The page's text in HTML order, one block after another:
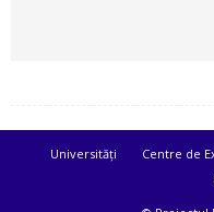
Universități Centre de